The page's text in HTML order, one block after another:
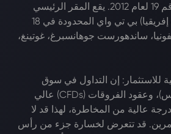
قانون الأسواق المالية رقم 19 لعام 2012. يقع المقر الرئيسي
لشركة Markets (جنوب إفريقيا) بي تي واي المحدودة في 18
ساندهورست جوهانسبرغ، غوتينغ،
للاستثمار: إن التداول في سوق
الصرف الأجنبي (الفوركس)، وعقود الفروقات (CFDs) عالي
عالية من المخاطرة، لهذا قد لا
قد تتعرض لخسارة جزء من رأس